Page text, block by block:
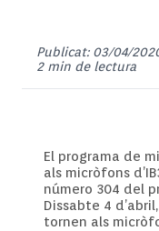
Publicat: 03/04/
2 min de lectura
El programa de
als micròfons d’
número 304 del
Dissabte 4 d’abril,
tornen als